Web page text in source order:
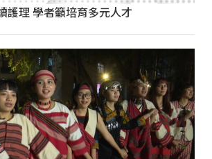
護理 學者籲培育多元人才